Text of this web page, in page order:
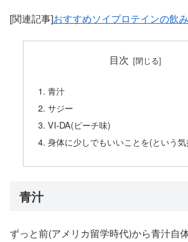
[関連記事]おすすめソイプロテインの飲
目次
青汁
サジー
VI-DA(ピーチ味)
身体に少しでもいいことを(という
青汁
ずっと前(アメリカ留学時代)から青汁自